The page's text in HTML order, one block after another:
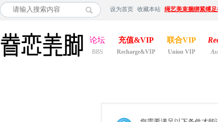
设为首页 收藏本站 绳艺美束捆绑紧缚
论坛
BBS
充值&VIP
Recharge&VIP
联合VIP
Union VIP